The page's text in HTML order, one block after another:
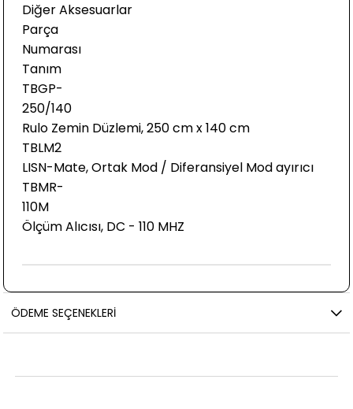
Diğer Aksesuarlar
Parça
Tanım
TBGP-
250/
Rulo Zemin Düzlemi, 250 cm x 140 cm
LISN-Mate, Ortak Mod / Diferansiyel Mod ayırıcı
TBMR-
110M
Ölçüm Alıcısı, DC - 110 MHZ
ÖDEME SEÇENEKLERI